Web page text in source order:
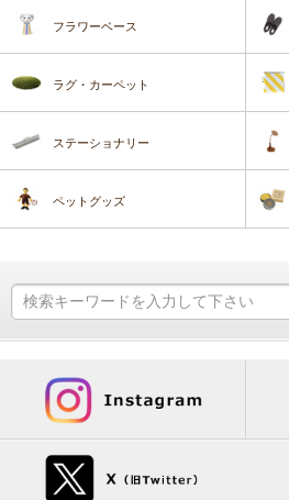
フラワーベース
ラグ・カーペット
ステーショナリー
ペットグッズ